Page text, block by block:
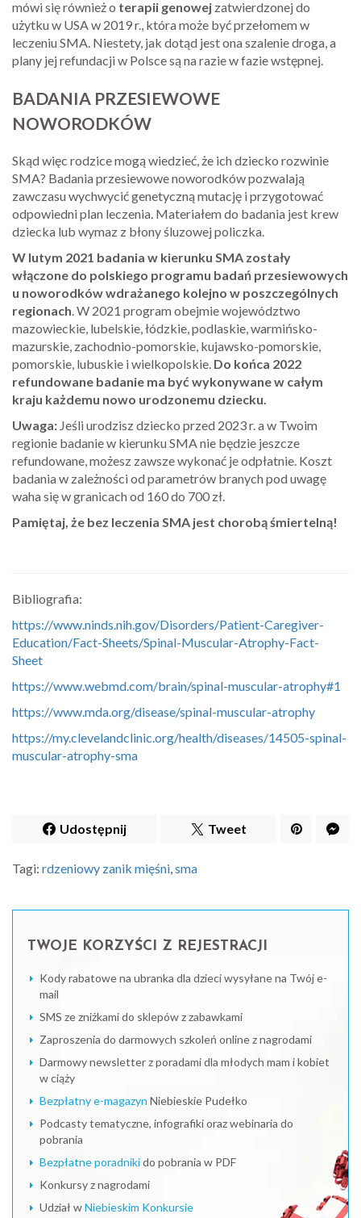
mówi się również o terapii genowej zatwierdzonej do
użytku w USA w 2019 r., która może być przełomem w
leczeniu SMA. Niestety, jak dotąd jest ona szalenie droga, a
plany jej refundacji w Polsce są na razie w fazie wstępnej.
BADANIA PRZESIEWOWE
NOWORODKÓW
Skąd więc rodzice mogą wiedzieć, że ich dziecko rozwinie
SMA? Badania przesiewowe noworodków pozwalają
zawczasu wychwycić genetyczną mutację i przygotować
odpowiedni plan leczenia. Materiałem do badania jest krew
dziecka lub wymaz z błony śluzowej policzka.
W lutym 2021 badania w kierunku SMA zostały
włączone do polskiego programu badań przesiewowych
u noworodków wdrażanego kolejno w poszczególnych
regionach. W 2021 program obejmie województwo
mazowieckie, lubelskie, łódzkie, podlaskie, warmińsko-
mazurskie, zachodnio-pomorskie, kujawsko-pomorskie,
pomorskie, lubuskie i wielkopolskie. Do końca 2022
refundowane badanie ma być wykonywane w całym
kraju każdemu nowo urodzonemu dziecku.
Uwaga: Jeśli urodzisz dziecko przed 2023 r. a w Twoim
regionie badanie w kierunku SMA nie będzie jeszcze
refundowane, możesz zawsze wykonać je odpłatnie. Koszt
badania w zależności od parametrów branych pod uwagę
waha się w granicach od 160 do 700 zł.
Pamiętaj, że bez leczenia SMA jest chorobą śmiertelną!
Bibliografia:
https://www.ninds.nih.gov/Disorders/Patient-Caregiver-
Education/Fact-Sheets/Spinal-Muscular-Atrophy-Fact-
Sheet
https://www.webmd.com/brain/spinal-muscular-atrophy#1
https://www.mda.org/disease/spinal-muscular-atrophy
https://my.clevelandclinic.org/health/diseases/14505-spinal-
muscular-atrophy-sma
Udostępnij Tweet
Tagi: rdzeniowy zanik mięśni,sma
TWOJE KORZYŚCI Z REJESTRACJI
Kody rabatowe na ubranka dla dzieci wysyłane na Twój e-
mail
SMS ze zniżkami do sklepów z zabawkami
Zaproszenia do darmowych szkoleń online z nagrodami
Darmowy newsletter z poradami dla młodych mam i kobiet
w ciąży
Bezpłatny e-magazyn Niebieskie Pudełko
Podcasty tematyczne, infografiki oraz webinaria do
pobrania
Bezpłatne poradnikido pobrania w PDF
Konkursy z nagrodami
Udział wNiebieskim Konkursie